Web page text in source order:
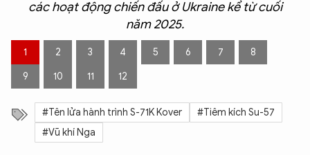
các hoạt động chiến đấu ở Ukraine kể từ cuối
năm 2025.
1 2 3 4 5 6 7 8
9 10 11 12
#Tên lửa hành trình S-71K Kover
#Tiêm kích Su-57
#Vũ khí Nga